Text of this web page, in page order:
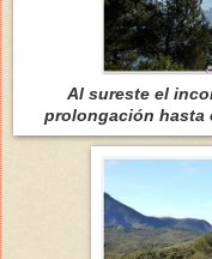
Al sureste el
prolongación hasta